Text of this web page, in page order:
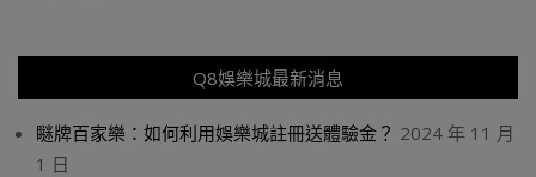
Q8娛樂城最新消息
瞇牌百家樂：如何利用娛樂城註冊送體驗金？ 2024 年 11 月
1 日